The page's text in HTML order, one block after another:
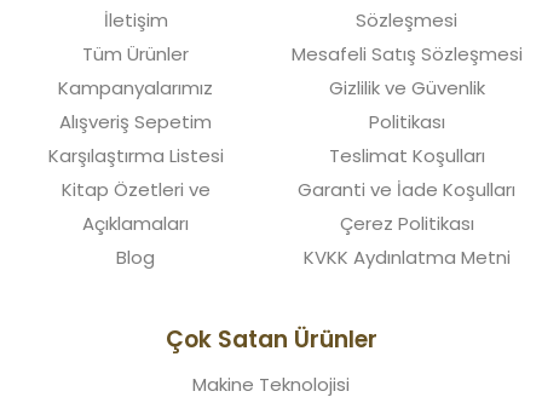
İletişim
Tüm Ürünler
Kampanyalarımız
Alışveriş Sepetim
Karşılaştırma Listesi
Kitap Özetleri ve
Açıklamaları
Blog
Sözleşmesi
Mesafeli Satış Sözleşmesi
Gizlilik ve Güvenlik
Politikası
Teslimat Koşulları
Garanti ve İade Koşulları
Çerez Politikası
KVKK Aydınlatma Metni
Çok Satan Ürünler
Makine Teknolojisi